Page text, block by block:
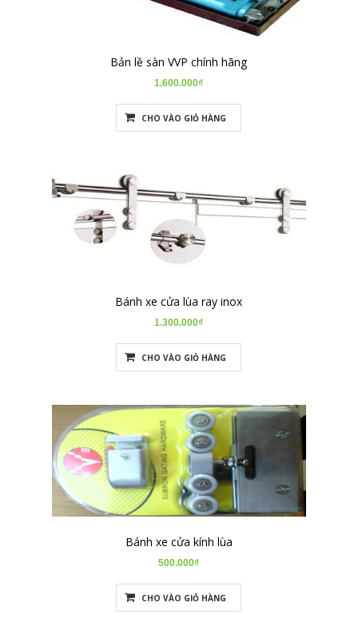
Bản lề sàn VVP chính hãng
1.600.000₫
CHO VÀO GIỎ HÀNG
Bánh xe cửa lùa ray inox
1.300.000₫
CHO VÀO GIỎ HÀNG
Bánh xe cửa kính lùa
500.000₫
CHO VÀO GIỎ HÀNG